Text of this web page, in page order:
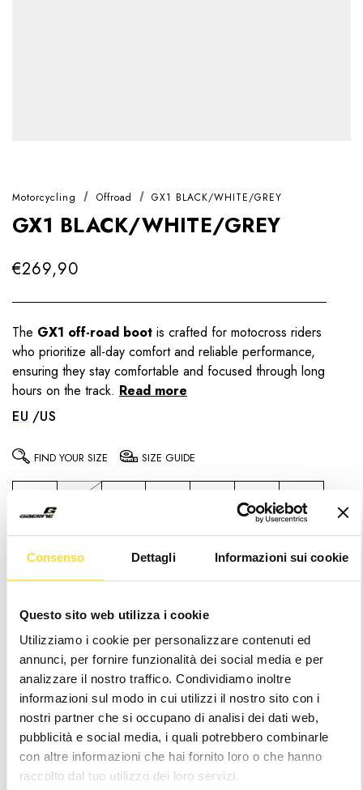
Consenso Dettagli Informazioni sui cookie
Questo sito web utilizza i cookie
Utilizziamo i cookie per personalizzare contenuti ed
annunci, per fornire funzionalità dei social media e per
analizzare il nostro traffico. Condividiamo inoltre
informazioni sul modo in cui utilizzi il nostro sito con i
nostri partner che si occupano di analisi dei dati web,
pubblicità e social media, i quali potrebbero combinarle
con altre informazioni che hai fornito loro o che hanno
raccolto dal tuo utilizzo dei loro servizi.
Motorcycling Offroad GX1 BLACK/WHITE/GREY
GX1 BLACK/WHITE/GREY
€269,90
The GX1 off-road boot is crafted for motocross riders
who prioritize all-day comfort and reliable performance,
ensuring they stay comfortable and focused through long
hours on the track. Read more
EU
US
FIND YOUR SIZE SIZE GUIDE
Notice: It seems like you are visiting us from
shipping coverage area
Hurry
up!
left
Current
Stock:
Wishlist
24/48h Shipping